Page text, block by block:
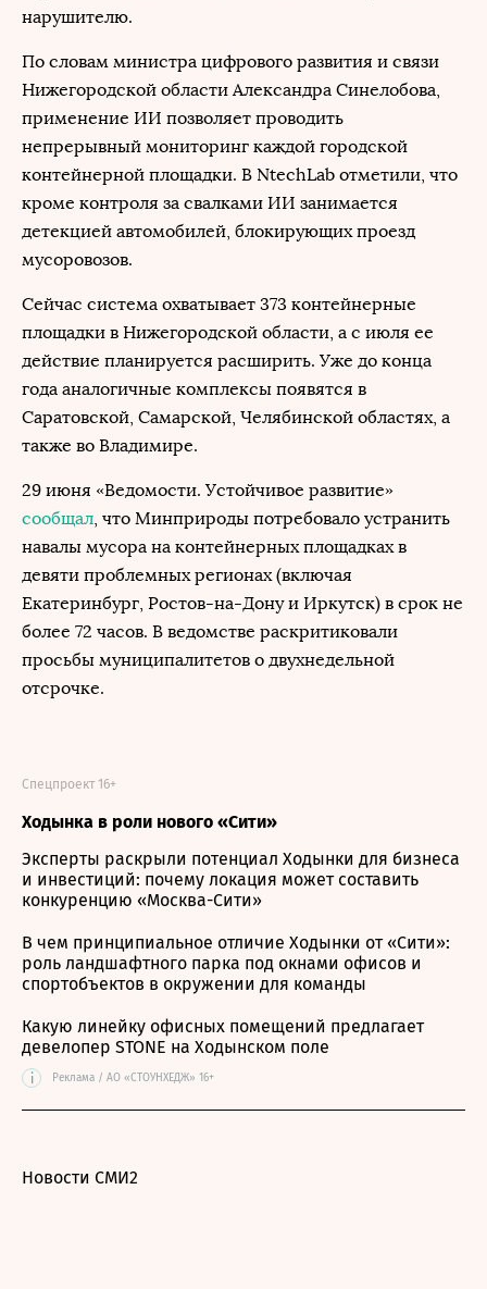
нарушителю.
По словам министра цифрового развития и связи
Нижегородской области Александра Синелобова,
применение ИИ позволяет проводить
непрерывный мониторинг каждой городской
контейнерной площадки. В NtechLab отметили, что
кроме контроля за свалками ИИ занимается
детекцией автомобилей, блокирующих проезд
мусоровозов.
Сейчас система охватывает 373 контейнерные
площадки в Нижегородской области, а с июля ее
действие планируется расширить. Уже до конца
года аналогичные комплексы появятся в
Саратовской, Самарской, Челябинской областях, а
также во Владимире.
29 июня «Ведомости. Устойчивое развитие»
сообщал, что Минприроды потребовало устранить
навалы мусора на контейнерных площадках в
девяти проблемных регионах (включая
Екатеринбург, Ростов-на-Дону и Иркутск) в срок не
более 72 часов. В ведомстве раскритиковали
просьбы муниципалитетов о двухнедельной
отсрочке.
Ходынка в роли нового «Сити»
Спецпроект 16+
Эксперты раскрыли потенциал Ходынки для бизнеса
и инвестиций: почему локация может составить
конкуренцию «Москва-Сити»
В чем принципиальное отличие Ходынки от «Сити»:
роль ландшафтного парка под окнами офисов и
спортобъектов в окружении для команды
Какую линейку офисных помещений предлагает
девелопер STONE на Ходынском поле
i Реклама / АО «СТОУНХЕДЖ» 16+
Новости СМИ2